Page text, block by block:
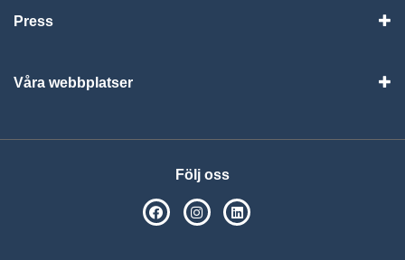
Press
Våra webbplatser
Följ oss
SPSM på Facebook
SPSM på Instagram